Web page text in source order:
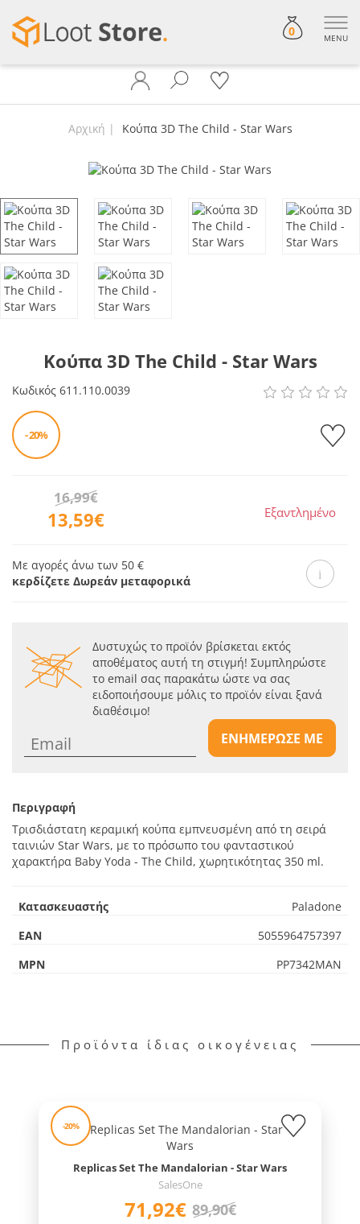
0 MENU
Αρχική Κούπα 3D The Child - Star Wars
Κούπα 3D The Child - Star Wars
Κωδικός 611.110.0039
- 20%
13,59€
16,99€
Εξαντλημένο
Με αγορές άνω των 50 €
κερδίζετε Δωρεάν μεταφορικά
Δυστυχώς το προϊόν βρίσκεται εκτός
αποθέματος αυτή τη στιγμή! Συμπληρώστε
το email σας παρακάτω ώστε να σας
ειδοποιήσουμε μόλις το προϊόν είναι ξανά
διαθέσιμο!
ΕΝΗΜΕΡΩΣΕ ΜΕ
Περιγραφή
Τρισδιάστατη κεραμική κούπα εμπνευσμένη από τη σειρά
ταινιών Star Wars, με το πρόσωπο του φανταστικού
χαρακτήρα Baby Yoda - The Child, χωρητικότητας 350 ml.
Κατασκευαστής
Paladone
EAN
5055964757397
MPN
PP7342MAN
Προϊόντα ίδιας οικογένειας
-20%
Replicas Set The Mandalorian - Star Wars
SalesOne
71,92€ 89,90€